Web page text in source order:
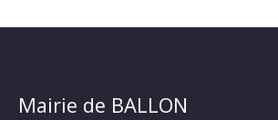
Mairie de BALLON